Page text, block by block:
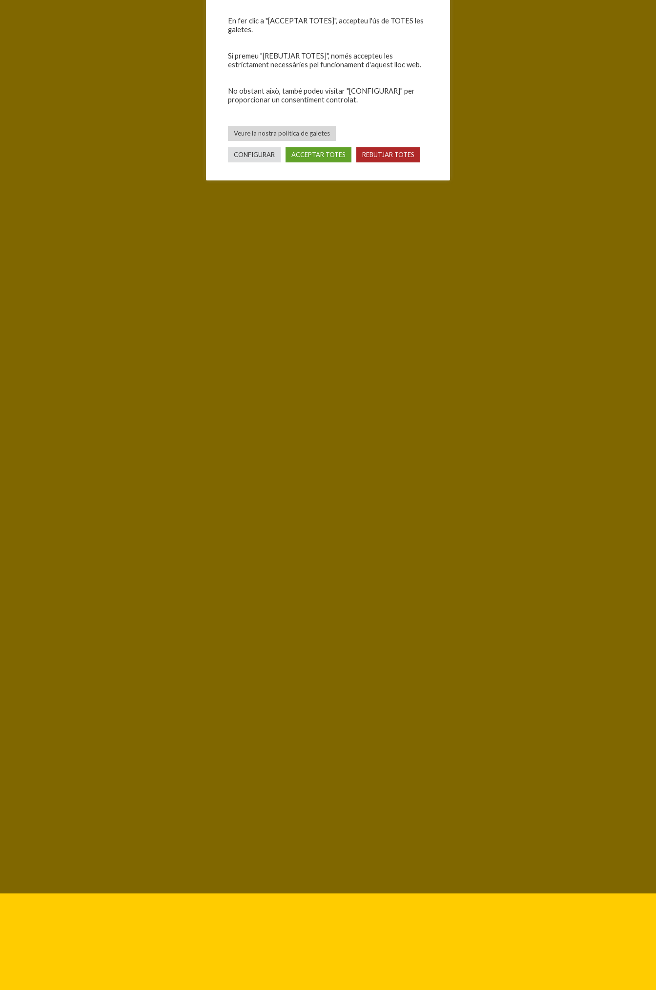
En fer clic a "[ACCEPTAR TOTES]", accepteu l'ús de TOTES les
galetes.
Si premeu "[REBUTJAR TOTES]", només accepteu les
estrictament necessàries pel funcionament d'aquest lloc web.
No obstant això, també podeu visitar "[CONFIGURAR]" per
proporcionar un consentiment controlat.
Veure la nostra política de galetes
CONFIGURAR ACCEPTAR TOTES REBUTJAR TOTES